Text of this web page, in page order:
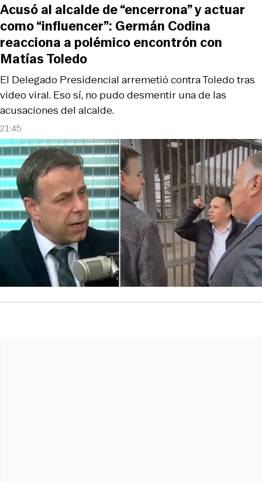
21:45
El Delegado Presidencial arremetió contra Toledo tras
video viral. Eso sí, no pudo desmentir una de las
acusaciones del alcalde.
Acusó al alcalde de “encerrona” y actuar
como “influencer”: Germán Codina
reacciona a polémico encontrón con
Matías Toledo